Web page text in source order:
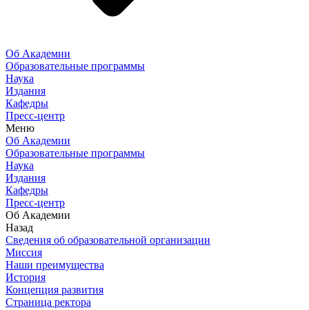
Об Академии
Образовательные программы
Наука
Издания
Кафедры
Пресс-центр
Меню
Об Академии
Образовательные программы
Наука
Издания
Кафедры
Пресс-центр
Об Академии
Назад
Сведения об образовательной организации
Миссия
Наши преимущества
История
Концепция развития
Страница ректора